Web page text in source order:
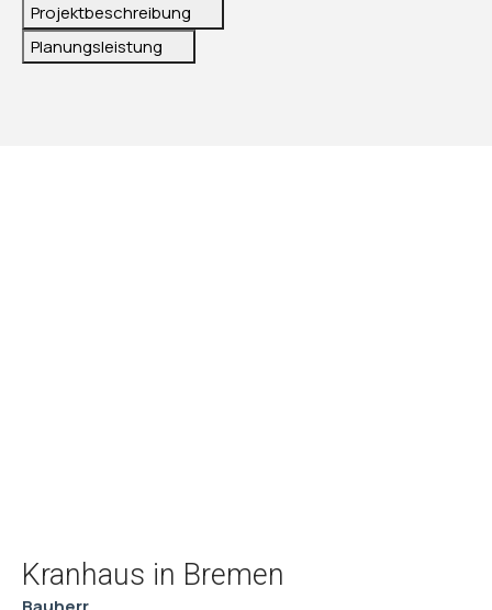
Projektbeschreibung
Planungsleistung
Kranhaus in Bremen